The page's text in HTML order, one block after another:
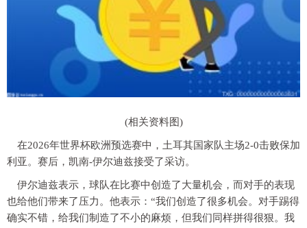
(相关资料图)
在2026年世界杯欧洲预选赛中，土耳其国家队主场2-0击败保加
利亚。赛后，凯南-伊尔迪兹接受了采访。
伊尔迪兹表示，球队在比赛中创造了大量机会，而对手的表现
也给他们带来了压力。他表示：“我们创造了很多机会。对手踢得
确实不错，给我们制造了不小的麻烦，但我们同样拼得很狠。我